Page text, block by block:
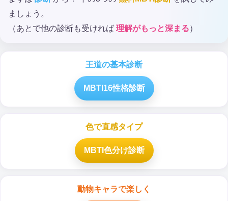
ましょう。
（あとで他の診断も受ければ 理解がもっと深まる）
王道の基本診断
MBTI16性格診断
色で直感タイプ
MBTI色分け診断
動物キャラで楽しく